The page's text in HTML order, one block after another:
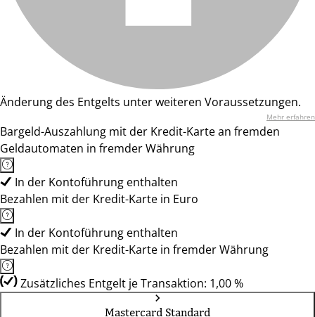
Änderung des Entgelts unter weiteren Voraussetzungen.
Mehr erfahren
Bargeld-Auszahlung mit der Kredit-Karte an fremden
Geldautomaten in fremder Währung
In der Kontoführung enthalten
Bezahlen mit der Kredit-Karte in Euro
In der Kontoführung enthalten
Bezahlen mit der Kredit-Karte in fremder Währung
Zusätzliches Entgelt je Transaktion: 1,00 %
Mastercard Standard